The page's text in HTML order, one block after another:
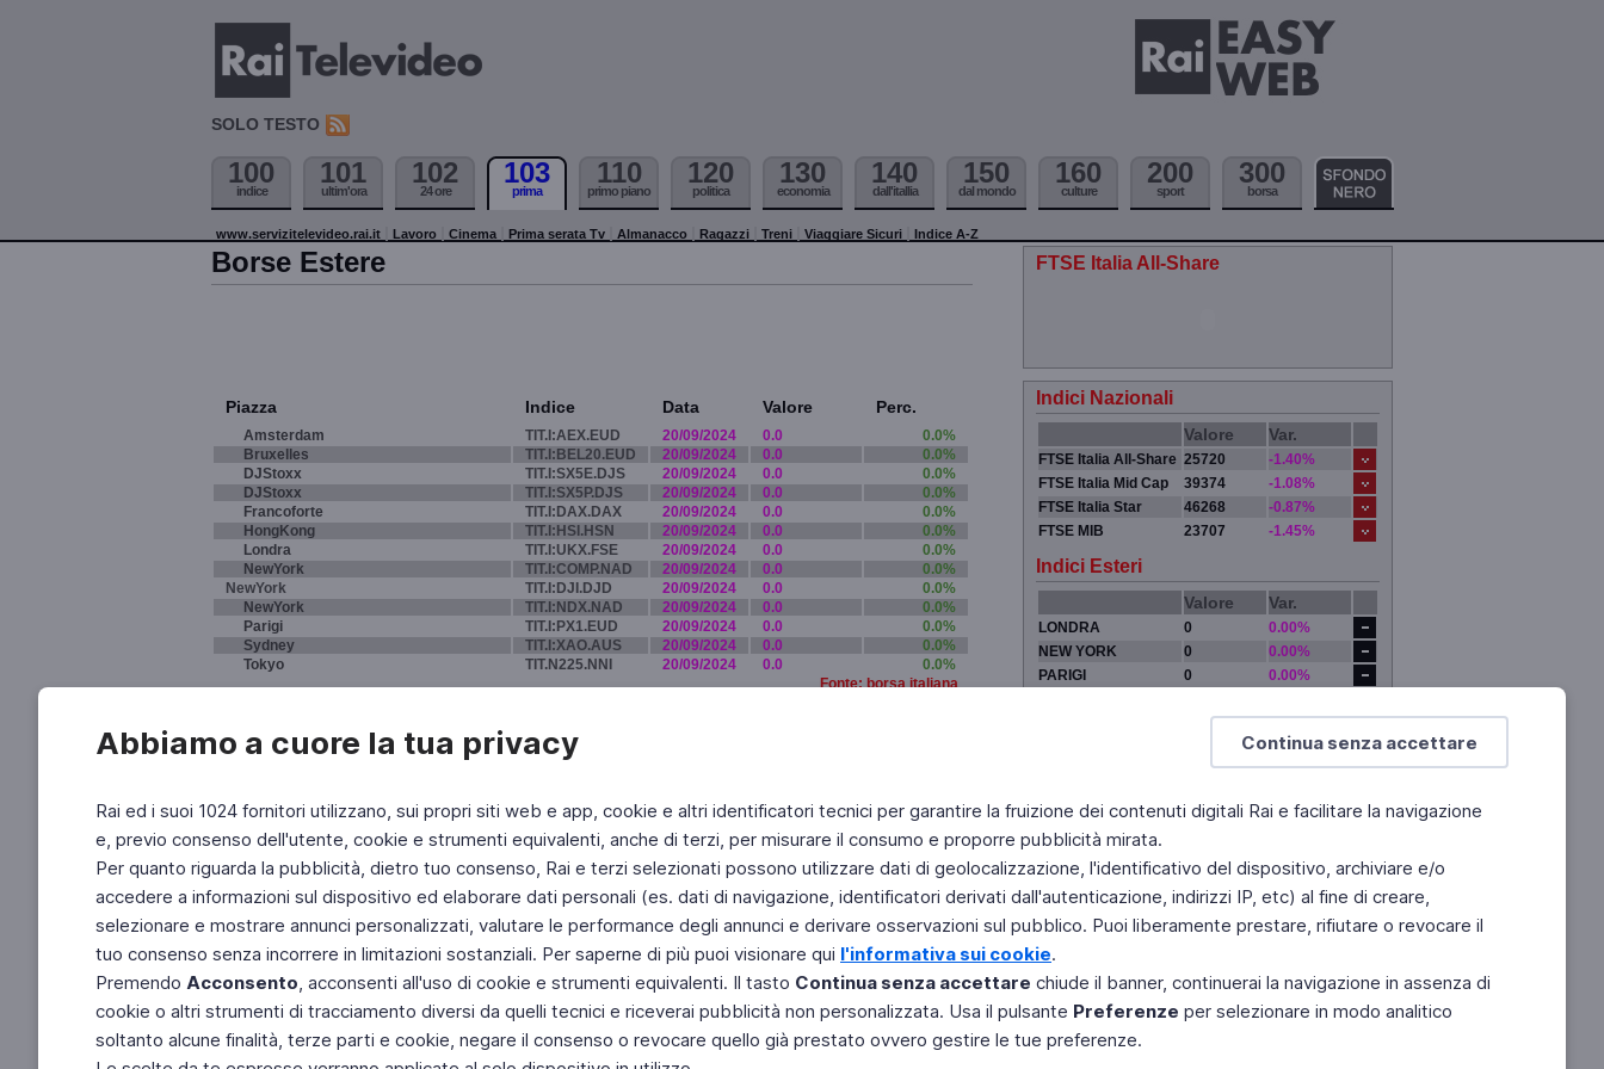
Continua senza accettare
Abbiamo a cuore la tua privacy
Rai ed i suoi 1024 fornitori utilizzano, sui propri siti web e app, cookie e altri identificatori tecnici per garantire la fruizione dei contenuti digitali Rai e facilitare la navigazione
e, previo consenso dell'utente, cookie e strumenti equivalenti, anche di terzi, per misurare il consumo e proporre pubblicità mirata.
Per quanto riguarda la pubblicità, dietro tuo consenso, Rai e terzi selezionati possono utilizzare dati di geolocalizzazione, l'identificativo del dispositivo, archiviare e/o
accedere a informazioni sul dispositivo ed elaborare dati personali (es. dati di navigazione, identificatori derivati dall'autenticazione, indirizzi IP, etc) al fine di creare,
selezionare e mostrare annunci personalizzati, valutare le performance degli annunci e derivare osservazioni sul pubblico. Puoi liberamente prestare, rifiutare o revocare il
tuo consenso senza incorrere in limitazioni sostanziali. Per saperne di più puoi visionare qui l'informativa sui cookie.
Premendo Acconsento, acconsenti all'uso di cookie e strumenti equivalenti. Il tasto Continua senza accettare chiude il banner, continuerai la navigazione in assenza di
cookie o altri strumenti di tracciamento diversi da quelli tecnici e riceverai pubblicità non personalizzata. Usa il pulsante Preferenze per selezionare in modo analitico
soltanto alcune finalità, terze parti e cookie, negare il consenso o revocare quello già prestato ovvero gestire le tue preferenze.
SOLO TESTO
100
indice
101
ultim'ora
102
24 ore
103
prima
110
primo piano
120
politica
130
economia
140
dall'itallia
150
dal mondo
160
culture
200
sport
300
borsa
www.servizitelevideo.rai.it Lavoro Cinema Prima serata Tv Almanacco Ragazzi Treni Viaggiare Sicuri Indice A-Z
Borse Estere
Piazza Indice Data Valore Perc.
Amsterdam TIT.I:AEX.EUD 20/09/2024 0.0
0.0%
Bruxelles
TIT.I:BEL20.EUD 20/09/2024 0.0
0.0%
DJStoxx
TIT.I:SX5E.DJS 20/09/2024 0.0
0.0%
DJStoxx
TIT.I:SX5P.DJS 20/09/2024 0.0
0.0%
Francoforte
TIT.I:DAX.DAX 20/09/2024 0.0
0.0%
HongKong
TIT.I:HSI.HSN 20/09/2024 0.0
0.0%
Londra
TIT.I:UKX.FSE 20/09/2024 0.0
0.0%
NewYork
TIT.I:COMP.NAD 20/09/2024 0.0
0.0%
NewYork
TIT.I:DJI.DJD 20/09/2024 0.0
0.0%
NewYork
TIT.I:NDX.NAD 20/09/2024 0.0
0.0%
Parigi
TIT.I:PX1.EUD 20/09/2024 0.0
0.0%
Sydney
TIT.I:XAO.AUS 20/09/2024 0.0
0.0%
Tokyo
TIT.N225.NNI 20/09/2024 0.0
0.0%
Fonte: borsa italiana
FTSE Italia All-Share
Indici Nazionali
Valore Var.
FTSE Italia All-Share 25720
-1.40%
FTSE Italia Mid Cap
39374
-1.08%
FTSE Italia Star
46268
-0.87%
FTSE MIB
23707 -1.45%
Indici Esteri
Valore Var.
LONDRA 0
0.00%
NEW YORK
0
0.00%
PARIGI
0
0.00%
Fai di Televideo la tua Home Page Chi Siamo
Copyright © 2011 Rai - Tutti i diritti riservati
Engineered by RAI - Reti e Piattaforme